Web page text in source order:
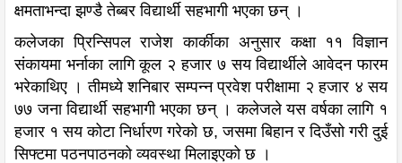
क्षमताभन्दा झण्डै तेब्बर विद्यार्थी सहभागी भएका छन् ।
कलेजका प्रिन्सिपल राजेश कार्कीका अनुसार कक्षा ११ विज्ञान
संकायमा भर्नाका लागि कूल २ हजार ७ सय विद्यार्थीले आवेदन फारम
भरेकाथिए । तीमध्ये शनिबार सम्पन्न प्रवेश परीक्षामा २ हजार ४ सय
७७ जना विद्यार्थी सहभागी भएका छन् । कलेजले यस वर्षका लागि १
हजार १ सय कोटा निर्धारण गरेको छ, जसमा बिहान र दिउँसो गरी दुई
सिफ्टमा पठनपाठनको व्यवस्था मिलाइएको छ ।